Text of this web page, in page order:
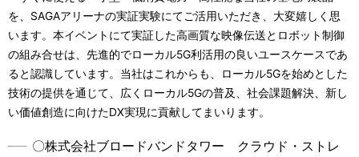
を、SAGAアリーナの実証実験にてご活用いただき、大変嬉しく思
います。本イベントにて実証した高画質な映像伝送とロボット制御
の組み合せは、先進的でローカル5G利活用の良いユースケースであ
ると認識しています。当社はこれからも、ローカル5Gを始めとした
技術の提供を通じて、広くローカル5Gの普及、社会課題解決、新し
い価値創造に向けたDX実現に貢献してまいります。
〇株式会社ブロードバンドタワー クラウド・ストレ